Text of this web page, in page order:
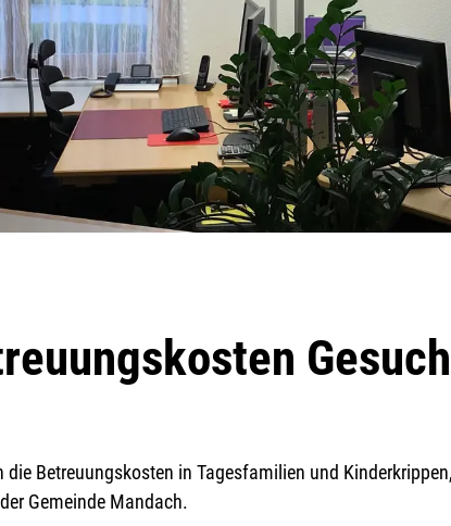
Gesuch
die Betreuungskosten in Tagesfamilien und
Gemeinde Mandach.